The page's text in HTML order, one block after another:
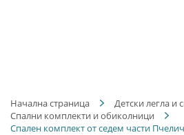
Начална страница
Детски легла и
Спални комплекти и обиколници
Спален комплект от седем части